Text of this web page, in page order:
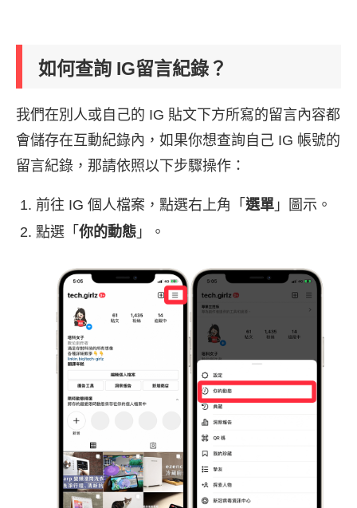
如何查詢 IG留言紀錄？
我們在別人或自己的 IG 貼文下方所寫的留言內容都
會儲存在互動紀錄內，如果你想查詢自己 IG 帳號的
留言紀錄，那請依照以下步驟操作：
前往 IG 個人檔案，點選右上角「 選單 」圖示。
點選「 你的動態 」。